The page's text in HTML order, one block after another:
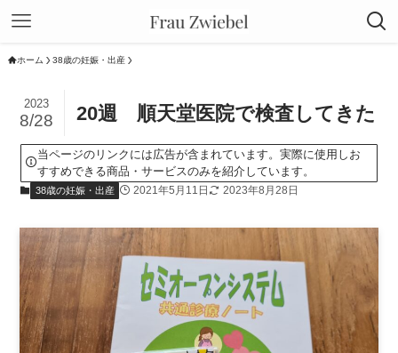
ホーム 38歳の妊娠・出産
20週 順天堂医院で検査してきた
2023
8/28
当ページのリンクには広告が含まれています。実際に使用しお
すすめできる商品・サービスのみを紹介しています。
38歳の妊娠・出産 2021年5月11日 2023年8月28日